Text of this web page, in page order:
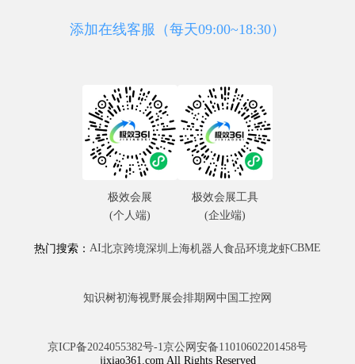
添加在线客服（每天09:00~18:30）
热门搜索： AI北京跨境深圳 上海机器人食品环境龙虾CBME
知识树初海视野展会排期网 中国工控网
京ICP备2024055382号-1京公网安备11010602201458号
jixiao361.com All Rights Reserved
极效会展
(个人端)
极效会展工具
(企业端)